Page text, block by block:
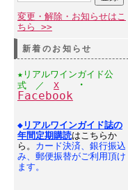
変更・解除・お知らせはこ
ちら >>
新着のお知らせ
★リアルワインガイド公
式 ／ X
・
Facebook
◆ リアルワインガイド誌の
年間定期購読はこちらか
ら。 カード決済、銀行振込
み、郵便振替がご利用頂け
ます。